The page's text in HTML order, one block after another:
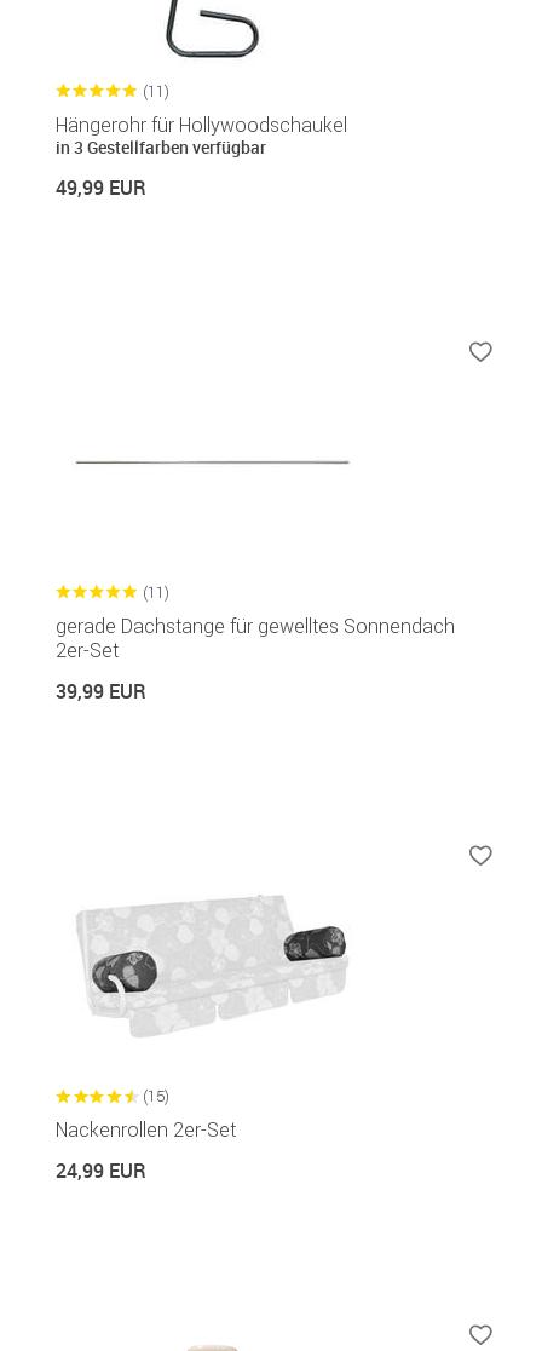
(11)
Hängerohr für Hollywoodschaukel
in 3 Gestellfarben verfügbar
49,99 EUR
(11)
gerade Dachstange für gewelltes Sonnendach
2er-Set
39,99 EUR
(15)
Nackenrollen 2er-Set
24,99 EUR